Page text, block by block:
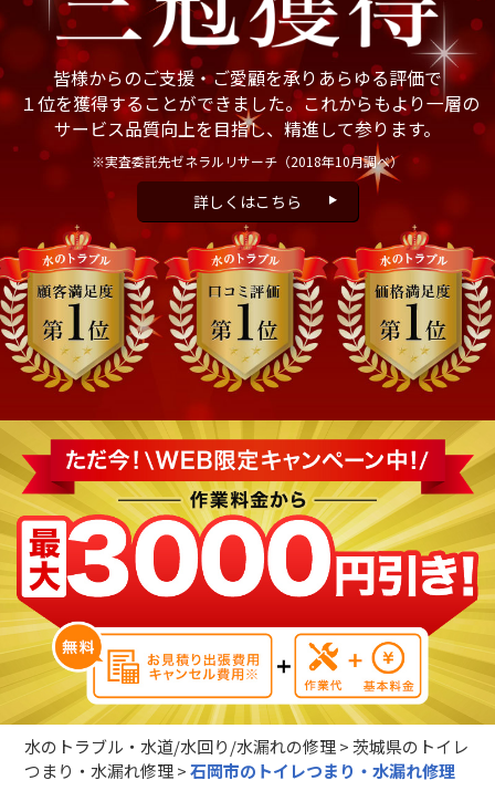
皆様からのご支援・ご愛顧を承りあらゆる評価で
１位を獲得することができました。これからもより一層の
サービス品質向上を目指し、精進して参ります。
※実査委託先ゼネラルリサーチ （2018年10月調べ）
詳しくはこちら
水のトラブル・水道/水回り/水漏れの修理>茨城県のトイレ
つまり・水漏れ修理>石岡市のトイレつまり・水漏れ修理